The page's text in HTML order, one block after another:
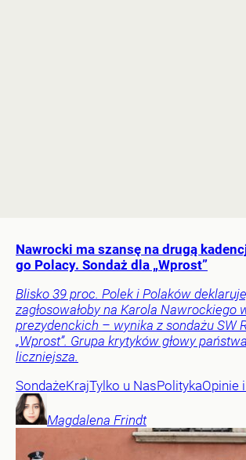
Nawrocki ma szansę na drugą
go Polacy. Sondaż dla „Wprost”
Blisko 39 proc. Polek i Polaków
zagłosowałoby na Karola Nawrockiego
prezydenckich – wynika z sondażu SW
„Wprost”. Grupa krytyków głowy
liczniejsza.
SondażeKrajTylko u NasPolitykaOpinie
Magdalena Frindt